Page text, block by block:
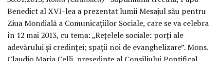
Benedict al XVI-lea a prezentat lumii Mesajul său pentru
Ziua Mondială a Comunicaţiilor Sociale, care se va celebra
în 12 mai 2013, cu tema: „Reţelele sociale: porţi ale
adevărului şi credinţei; spaţii noi de evanghelizare”. Mons.